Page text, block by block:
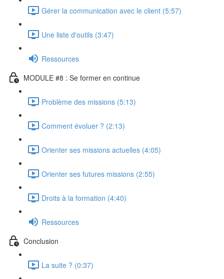
Gérer la communication avec le client (5:57)
Une liste d'outils (3:47)
Ressources
MODULE #8 : Se former en continue
Problème des missions (5:13)
Comment évoluer ? (2:13)
Orienter ses missions actuelles (4:05)
Orienter ses futures missions (2:55)
Droits à la formation (4:40)
Ressources
Conclusion
La suite ? (0:37)